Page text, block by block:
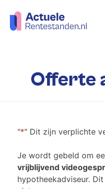
Offerte